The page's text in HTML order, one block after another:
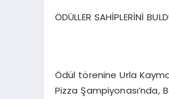
ÖDÜLLER SAHİPLERİNİ
Ödül törenine Urla
Pizza Şampiyonası’nda,